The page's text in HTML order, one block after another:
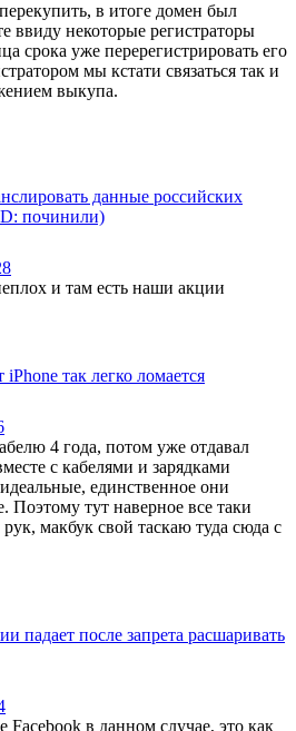
в итоге домен был
ввиду некоторые регистраторы
срока уже перерегистрировать его
мы кстати связаться так и
выкупа.
данные российских
починили)
и там есть наши акции
так легко ломается
4 года, потом уже отдавал
с кабелями и зарядками
единственное они
Поэтому тут наверное все таки
макбук свой таскаю туда сюда с
падает после запрета расшаривать
Facebook в данном случае, это как